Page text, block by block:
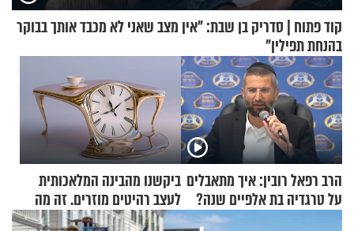
קוד פתוח | סדריק בן שבת: "אין מצב שאני לא מכבד אותך בבוקר
בהנחת תפילין"
הרב רפאל רובין: איך מתאבלים
על טרגדיה בת אלפיים שנה?
ביקשנו מהבינה המלאכותית
לעצב רהיטים מוזרים. זה מה
שיצא